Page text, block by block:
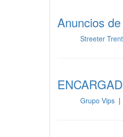
Anuncios
Streeter
Grupo Vips |